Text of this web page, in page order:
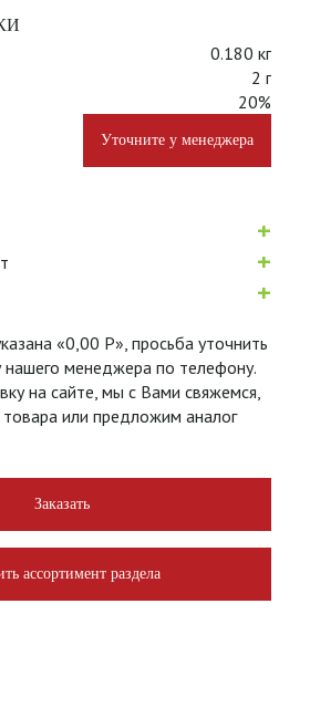
0.180 кг
2 г
20%
Уточните у менеджера
+
+
+
«0,00 Р», просьба уточнить
нашего менеджера по телефону.
на сайте, мы с Вами свяжемся,
или предложим аналог
Заказать
ассортимент раздела